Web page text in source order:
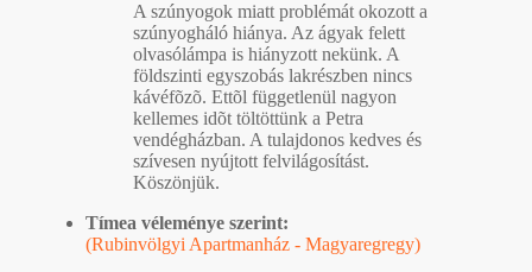
A szúnyogok miatt problémát okozott a
szúnyogháló hiánya. Az ágyak felett
olvasólámpa is hiányzott nekünk. A
földszinti egyszobás lakrészben nincs
kávéfõzõ. Ettõl függetlenül nagyon
kellemes idõt töltöttünk a Petra
vendégházban. A tulajdonos kedves és
szívesen nyújtott felvilágosítást.
Köszönjük.
Tímea véleménye szerint:
(Rubinvölgyi Apartmanház - Magyaregregy)